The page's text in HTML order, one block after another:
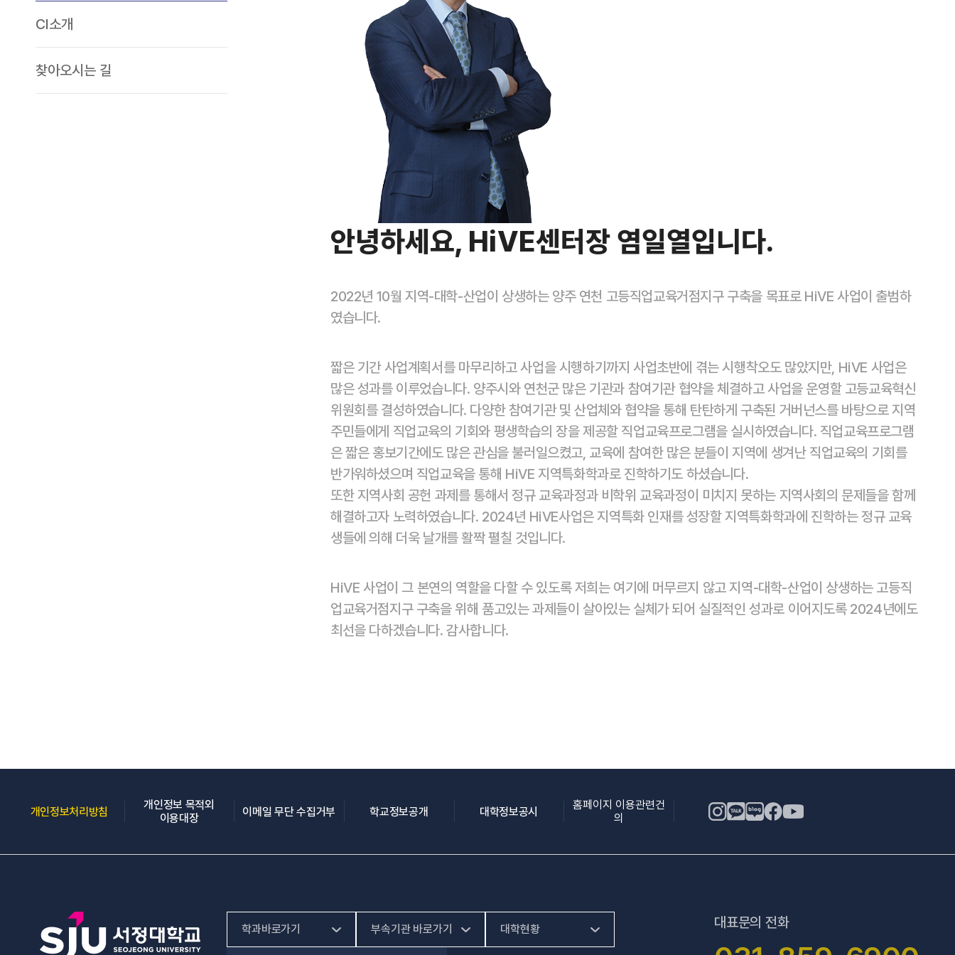
CI소개
찾아오시는 길
안녕하세요, HiVE센터장 염일열입니다.
2022년 10월 지역-대학-산업이 상생하는 양주 연천 고등직업교육거점지구 구축을 목표로 HiVE 사업이 출범하
였습니다.
짧은 기간 사업계획서를 마무리하고 사업을 시행하기까지 사업초반에 겪는 시행착오도 많았지만, HiVE 사업은
많은 성과를 이루었습니다. 양주시와 연천군 많은 기관과 참여기관 협약을 체결하고 사업을 운영할 고등교육혁신
위원회를 결성하였습니다. 다양한 참여기관 및 산업체와 협약을 통해 탄탄하게 구축된 거버넌스를 바탕으로 지역
주민들에게 직업교육의 기회와 평생학습의 장을 제공할 직업교육프로그램을 실시하였습니다. 직업교육프로그램
은 짧은 홍보기간에도 많은 관심을 불러일으켰고, 교육에 참여한 많은 분들이 지역에 생겨난 직업교육의 기회를
반가워하셨으며 직업교육을 통해 HiVE 지역특화학과로 진학하기도 하셨습니다.
또한 지역사회 공헌 과제를 통해서 정규 교육과정과 비학위 교육과정이 미치지 못하는 지역사회의 문제들을 함께
해결하고자 노력하였습니다. 2024년 HiVE사업은 지역특화 인재를 성장할 지역특화학과에 진학하는 정규 교육
생들에 의해 더욱 날개를 활짝 펼칠 것입니다.
HiVE 사업이 그 본연의 역할을 다할 수 있도록 저희는 여기에 머무르지 않고 지역-대학-산업이 상생하는 고등직
업교육거점지구 구축을 위해 품고있는 과제들이 살아있는 실체가 되어 실질적인 성과로 이어지도록 2024년에도
최선을 다하겠습니다. 감사합니다.
개인정보처리방침 (새 창 열림)개인정보 목적외
이용대장(새 창 열림)이메일 무단 수집거부(새 창 열림)학교정보공개(새 창 열림) 대학정보공시 (새 창 열림)홈페이지 이용관련건
의
학과바로가기 부속기관 바로가기 대학현황 대표문의 전화